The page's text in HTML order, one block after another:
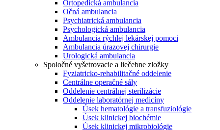
Ortopedická ambulancia
Očná ambulancia
Psychiatrická ambulancia
Psychologická ambulancia
Ambulancia rýchlej lekárskej pomoci
Ambulancia úrazovej chirurgie
Urologická ambulancia
Spoločné vyšetrovacie a liečebne zložky
Fyziatricko-rehabilitačné oddelenie
Centrálne operačné sály
Oddelenie centrálnej sterilizácie
Oddelenie laboratórnej medicíny
Úsek hematológie a transfuziológie
Úsek klinickej biochémie
Úsek klinickej mikrobiológie